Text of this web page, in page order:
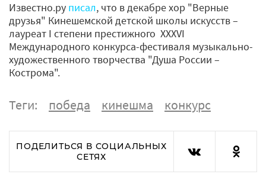
Известно.ру писал, что в декабре хор "Верные
друзья" Кинешемской детской школы искусств –
лауреат I степени престижного XXXVI
Международного конкурса-фестиваля музыкально-
художественного творчества "Душа России –
Кострома".
Теги: победа кинешма конкурс
ПОДЕЛИТЬСЯ В СОЦИАЛЬНЫХ
СЕТЯХ